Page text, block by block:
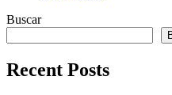
Buscar
Recent Posts